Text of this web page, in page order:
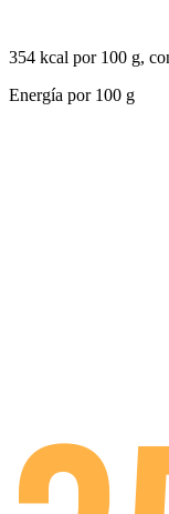
354 kcal por 100 g,
Energía por 100 g